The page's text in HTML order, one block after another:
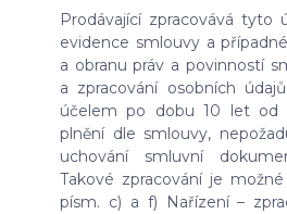
Prodávající zpracovává tyto
evidence smlouvy a
a obranu práv a povinností
a zpracování osobních
účelem po dobu10 letod
plnění dle smlouvy,
uchování smluvní
Takové zpracování je
písm. c) a f) Nařízení –